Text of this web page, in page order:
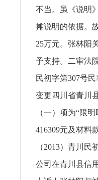
不当。虽《说明
摊说明的依据。
25万元。张林阳
予支持。二审法
民初字第307号
变更四川省青川
（一）项为“限
416309元及材料
（2013）青川
公司在青川县信